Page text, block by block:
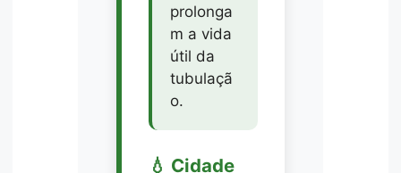
prolonga
m a vida
útil da
tubulaçã
o.
💧 Cidade